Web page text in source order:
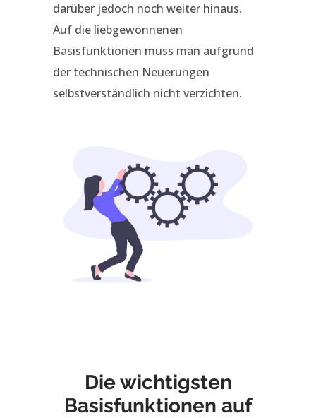
darüber jedoch noch weiter hinaus.
Auf die liebgewonnenen
Basisfunktionen muss man aufgrund
der technischen Neuerungen
selbstverständlich nicht verzichten.
Die wichtigsten
Basisfunktionen auf